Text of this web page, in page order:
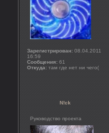
Зарегистрирован: 08.04.2011
16:59
Сообщения: 61
Откуда: там где нет ни чего(
N!ck
Руководство проекта